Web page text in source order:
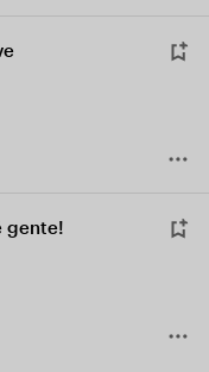
gente!